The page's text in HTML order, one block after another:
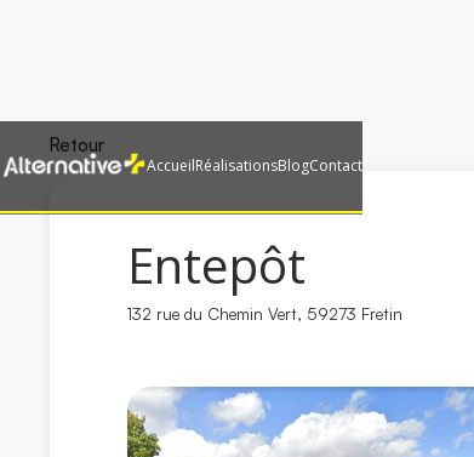
AccueilRéalisationsBlogContact
Retour
Entepôt
132 rue du Chemin Vert, 59273 Fretin